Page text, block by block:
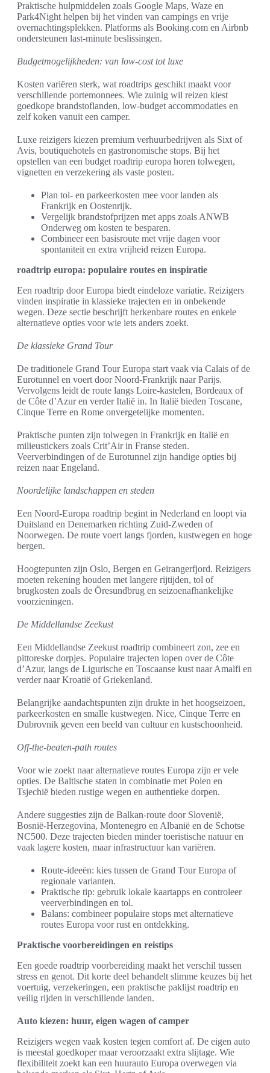
Praktische hulpmiddelen zoals Google Maps, Waze en
Park4Night helpen bij het vinden van campings en vrije
overnachtingsplekken. Platforms als Booking.com en Airbnb
ondersteunen last-minute beslissingen.
Budgetmogelijkheden: van low-cost tot luxe
Kosten variëren sterk, wat roadtrips geschikt maakt voor
verschillende portemonnees. Wie zuinig wil reizen kiest
goedkope brandstoflanden, low-budget accommodaties en
zelf koken vanuit een camper.
Luxe reizigers kiezen premium verhuurbedrijven als Sixt of
Avis, boutiquehotels en gastronomische stops. Bij het
opstellen van een budget roadtrip europa horen tolwegen,
vignetten en verzekering als vaste posten.
Plan tol- en parkeerkosten mee voor landen als
Frankrijk en Oostenrijk.
Vergelijk brandstofprijzen met apps zoals ANWB
Onderweg om kosten te besparen.
Combineer een basisroute met vrije dagen voor
spontaniteit en extra vrijheid reizen Europa.
roadtrip europa: populaire routes en inspiratie
Een roadtrip door Europa biedt eindeloze variatie. Reizigers
vinden inspiratie in klassieke trajecten en in onbekende
wegen. Deze sectie beschrijft herkenbare routes en enkele
alternatieve opties voor wie iets anders zoekt.
De klassieke Grand Tour
De traditionele Grand Tour Europa start vaak via Calais of de
Eurotunnel en voert door Noord-Frankrijk naar Parijs.
Vervolgens leidt de route langs Loire-kastelen, Bordeaux of
de Côte d’Azur en verder Italië in. In Italië bieden Toscane,
Cinque Terre en Rome onvergetelijke momenten.
Praktische punten zijn tolwegen in Frankrijk en Italië en
milieustickers zoals Crit’Air in Franse steden.
Veerverbindingen of de Eurotunnel zijn handige opties bij
reizen naar Engeland.
Noordelijke landschappen en steden
Een Noord-Europa roadtrip begint in Nederland en loopt via
Duitsland en Denemarken richting Zuid-Zweden of
Noorwegen. De route voert langs fjorden, kustwegen en hoge
bergen.
Hoogtepunten zijn Oslo, Bergen en Geirangerfjord. Reizigers
moeten rekening houden met langere rijtijden, tol of
brugkosten zoals de Öresundbrug en seizoenafhankelijke
voorzieningen.
De Middellandse Zeekust
Een Middellandse Zeekust roadtrip combineert zon, zee en
pittoreske dorpjes. Populaire trajecten lopen over de Côte
d’Azur, langs de Ligurische en Toscaanse kust naar Amalfi en
verder naar Kroatië of Griekenland.
Belangrijke aandachtspunten zijn drukte in het hoogseizoen,
parkeerkosten en smalle kustwegen. Nice, Cinque Terre en
Dubrovnik geven een beeld van cultuur en kustschoonheid.
Off-the-beaten-path routes
Voor wie zoekt naar alternatieve routes Europa zijn er vele
opties. De Baltische staten in combinatie met Polen en
Tsjechië bieden rustige wegen en authentieke dorpen.
Andere suggesties zijn de Balkan-route door Slovenië,
Bosnië-Herzegovina, Montenegro en Albanië en de Schotse
NC500. Deze trajecten bieden minder toeristische natuur en
vaak lagere kosten, maar infrastructuur kan variëren.
Route-ideeën: kies tussen de Grand Tour Europa of
regionale varianten.
Praktische tip: gebruik lokale kaartapps en controleer
veerverbindingen en tol.
Balans: combineer populaire stops met alternatieve
routes Europa voor rust en ontdekking.
Praktische voorbereidingen en reistips
Een goede roadtrip voorbereiding maakt het verschil tussen
stress en genot. Dit korte deel behandelt slimme keuzes bij het
voertuig, verzekeringen, een praktische paklijst roadtrip en
veilig rijden in verschillende landen.
Auto kiezen: huur, eigen wagen of camper
Reizigers wegen vaak kosten tegen comfort af. De eigen auto
is meestal goedkoper maar veroorzaakt extra slijtage. Wie
flexibiliteit zoekt kan een huurauto Europa overwegen via